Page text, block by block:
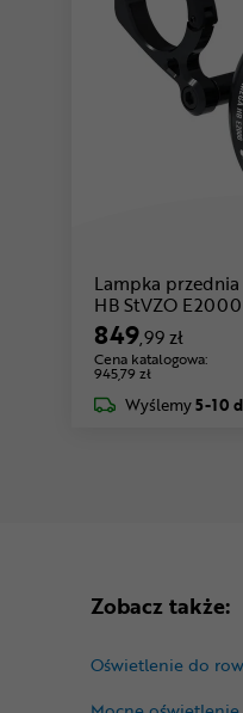
Lampka
HB StVZO E2000
849,99 zł
Cena katalogowa:
945,79 zł
Wyślemy5-10
Zobacz także:
Oświetlenie do